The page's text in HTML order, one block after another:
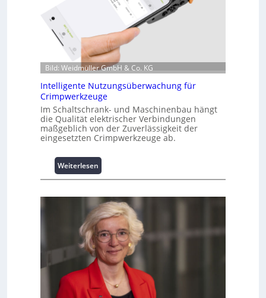
o
n
z
u
m
L
a
s
t
i
z
e
n
m
a
n
a
g
e
Bild: Weidmüller GmbH & Co. KG
Intelligente Nutzungsüberwachung für
Crimpwerkzeuge
Im Schaltschrank- und Maschinenbau hängt
die Qualität elektrischer Verbindungen
maßgeblich von der Zuverlässigkeit der
eingesetzten Crimpwerkzeuge ab.
Weiterlesen
I
t
e
l
l
i
g
e
n
t